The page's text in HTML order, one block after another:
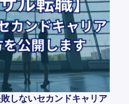
敗しないセカンドキャリア